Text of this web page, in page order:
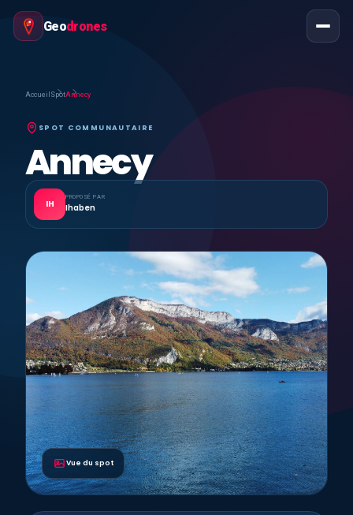
Geodrones
Accueil SpotAnnecy
SPOT COMMUNAUTAIRE
Annecy
IH
PROPOSÉ PAR
Ihaben
Vue du spot